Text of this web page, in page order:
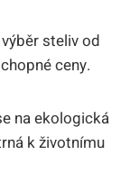
steliv od
ceny.
na ekologická
k životnímu